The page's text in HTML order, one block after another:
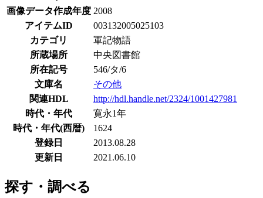
画像データ作成年度 2008
アイテムID
003132005025103
カテゴリ
軍記物語
所蔵場所
中央図書館
所在記号
546/タ/6
文庫名
その他
関連HDL
http://hdl.handle.net/2324/1001427981
時代・年代
寛永1年
時代・年代(西暦)
1624
登録日
2013.08.28
更新日
2021.06.10
探す・調べる